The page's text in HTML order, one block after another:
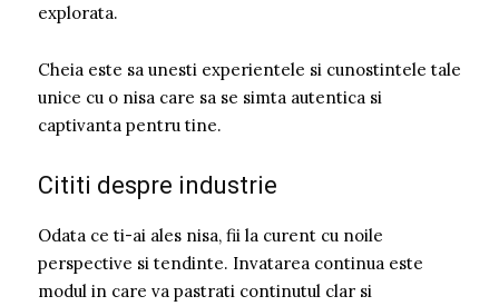
explorata.
Cheia este sa unesti experientele si cunostintele tale
unice cu o nisa care sa se simta autentica si
captivanta pentru tine.
Cititi despre industrie
Odata ce ti-ai ales nisa, fii la curent cu noile
perspective si tendinte. Invatarea continua este
modul in care va pastrati continutul clar si